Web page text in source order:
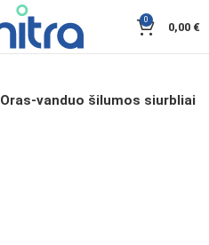
0
0,00 €
Oras-vanduo šilumos siurbliai